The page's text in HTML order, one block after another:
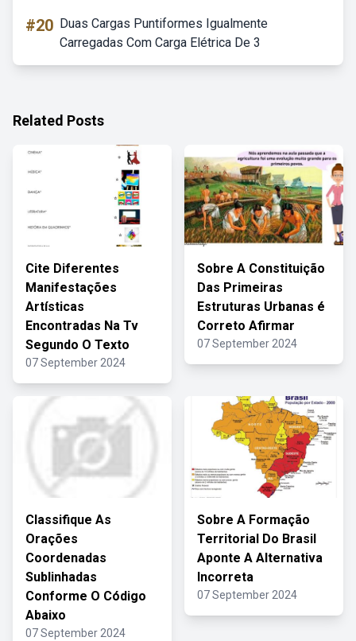
#20 Duas Cargas Puntiformes Igualmente
Carregadas Com Carga Elétrica De 3
Related Posts
Cite Diferentes
Manifestações
Artísticas
Encontradas Na Tv
Segundo O Texto
07 September 2024
Sobre A Constituição
Das Primeiras
Estruturas Urbanas é
Correto Afirmar
07 September 2024
Classifique As
Orações
Coordenadas
Sublinhadas
Conforme O Código
Abaixo
07 September 2024
Sobre A Formação
Territorial Do Brasil
Aponte A Alternativa
Incorreta
07 September 2024